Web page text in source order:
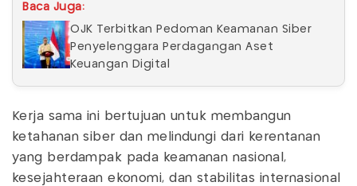
Baca Juga:
OJK Terbitkan Pedoman Keamanan Siber
Penyelenggara Perdagangan Aset
Keuangan Digital
Kerja sama ini bertujuan untuk membangun
ketahanan siber dan melindungi dari kerentanan
yang berdampak pada keamanan nasional,
kesejahteraan ekonomi, dan stabilitas internasional